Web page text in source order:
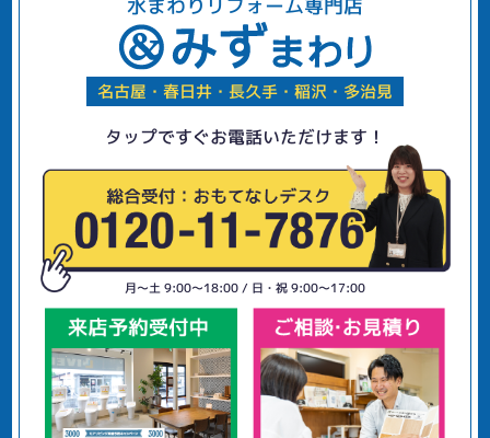
水まわりリフォーム専門店
名古屋・春日井・長久手・稲沢・多治見
タップですぐお電話いただけます！
月〜土 9:00〜18:00 / 日・祝 9:00〜17:00